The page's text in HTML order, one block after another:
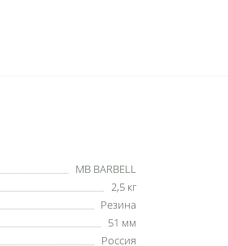
MB BARBELL
2,5 кг
Резина
51 мм
Россия